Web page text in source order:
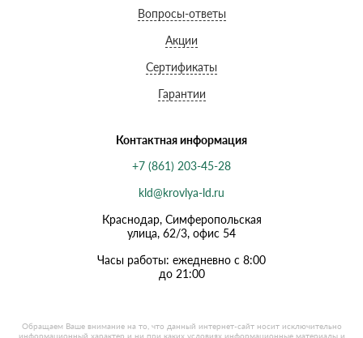
Вопросы-ответы
Акции
Сертификаты
Гарантии
Контактная информация
+7 (861) 203-45-28
kld@krovlya-ld.ru
Краснодар, Симферопольская
улица, 62/3, офис 54
Часы работы: ежедневно с 8:00
до 21:00